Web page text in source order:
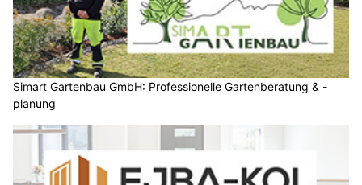
Simart Gartenbau GmbH: Professionelle Gartenberatung & -
planung